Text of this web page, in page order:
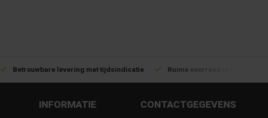
Betrouwbare levering met tijdsindicatie Ruime voorraad in
INFORMATIE CONTACTGEGEVENS